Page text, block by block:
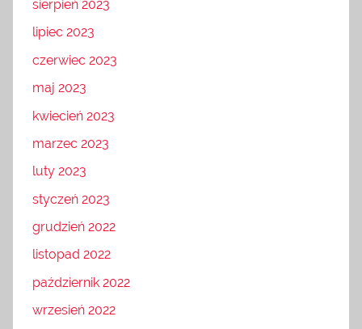
sierpień 2023
lipiec 2023
czerwiec 2023
maj 2023
kwiecień 2023
marzec 2023
luty 2023
styczeń 2023
grudzień 2022
listopad 2022
październik 2022
wrzesień 2022